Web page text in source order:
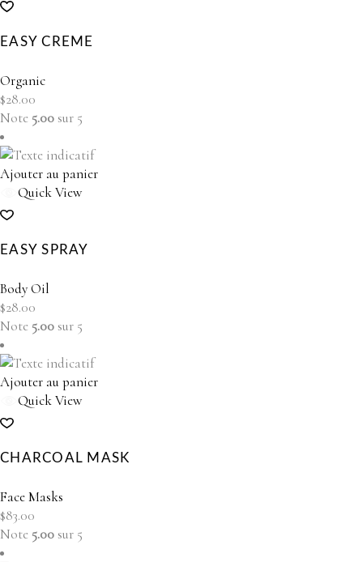
EASY CREME
Organic
$28.00
Note 5.00 sur 5
Ajouter au panier
Quick View
EASY SPRAY
Body Oil
$28.00
Note 5.00 sur 5
Ajouter au panier
Quick View
CHARCOAL MASK
Face Masks
$83.00
Note 5.00 sur 5